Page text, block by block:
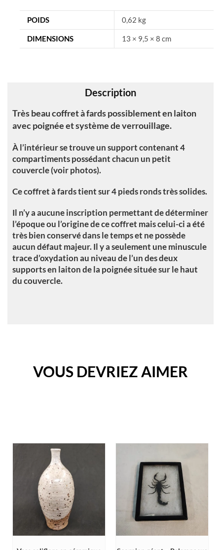
n
a
t
:
POIDS 0,62 kg
DIMENSIONS 13 × 9,5 × 8 cm
Description
Très beau coffret à fards possiblement en laiton
avec poignée et système de verrouillage.
À l’intérieur se trouve un support contenant 4
compartiments possédant chacun un petit
couvercle (voir photos).
Ce coffret à fards tient sur 4 pieds ronds très solides.
Il n’y a aucune inscription permettant de déterminer
l’époque ou l’origine de ce coffret mais celui-ci a été
très bien conservé dans le temps et ne possède
aucun défaut majeur. Il y a seulement une minuscule
trace d’oxydation au niveau de l’un des deux
supports en laiton de la poignée située sur le haut
du couvercle.
VOUS DEVRIEZ AIMER